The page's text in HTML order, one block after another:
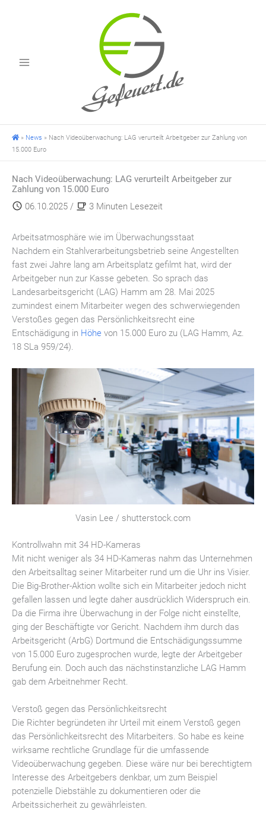
» News » Nach Videoüberwachung: LAG verurteilt Arbeitgeber zur Zahlung von
15.000 Euro
Nach Videoüberwachung: LAG verurteilt Arbeitgeber zur
Zahlung von 15.000 Euro
06.10.2025 / 3 Minuten Lesezeit
Arbeitsatmosphäre wie im Überwachungsstaat
Nachdem ein Stahlverarbeitungsbetrieb seine Angestellten
fast zwei Jahre lang am Arbeitsplatz gefilmt hat, wird der
Arbeitgeber nun zur Kasse gebeten. So sprach das
Landesarbeitsgericht (LAG) Hamm am 28. Mai 2025
zumindest einem Mitarbeiter wegen des schwerwiegenden
Verstoßes gegen das Persönlichkeitsrecht eine
Entschädigung in Höhe von 15.000 Euro zu (LAG Hamm, Az.
18 SLa 959/24).
Vasin Lee / shutterstock.com
Kontrollwahn mit 34 HD-Kameras
Mit nicht weniger als 34 HD-Kameras nahm das Unternehmen
den Arbeitsalltag seiner Mitarbeiter rund um die Uhr ins Visier.
Die Big-Brother-Aktion wollte sich ein Mitarbeiter jedoch nicht
gefallen lassen und legte daher ausdrücklich Widerspruch ein.
Da die Firma ihre Überwachung in der Folge nicht einstellte,
ging der Beschäftigte vor Gericht. Nachdem ihm durch das
Arbeitsgericht (ArbG) Dortmund die Entschädigungssumme
von 15.000 Euro zugesprochen wurde, legte der Arbeitgeber
Berufung ein. Doch auch das nächstinstanzliche LAG Hamm
gab dem Arbeitnehmer Recht.
Verstoß gegen das Persönlichkeitsrecht
Die Richter begründeten ihr Urteil mit einem Verstoß gegen
das Persönlichkeitsrecht des Mitarbeiters. So habe es keine
wirksame rechtliche Grundlage für die umfassende
Videoüberwachung gegeben. Diese wäre nur bei berechtigtem
Interesse des Arbeitgebers denkbar, um zum Beispiel
potenzielle Diebstähle zu dokumentieren oder die
Arbeitssicherheit zu gewährleisten.